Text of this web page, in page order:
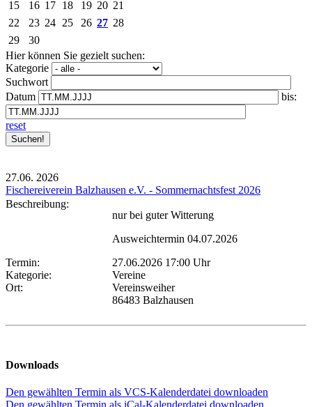
15
16 17 18 19 20 21
22
23 24 25 26 27 28
29
30
Hier können Sie gezielt suchen:
Kategorie
Suchwort
Datum
bis:
reset
27.06. 2026
Fischereiverein Balzhausen e.V. - Sommernachtsfest 2026
Beschreibung:
nur bei guter Witterung
Ausweichtermin 04.07.2026
Termin:
27.06.2026 17:00 Uhr
Kategorie:
Vereine
Ort:
Vereinsweiher
86483 Balzhausen
Downloads
Den gewählten Termin als VCS-Kalenderdatei downloaden